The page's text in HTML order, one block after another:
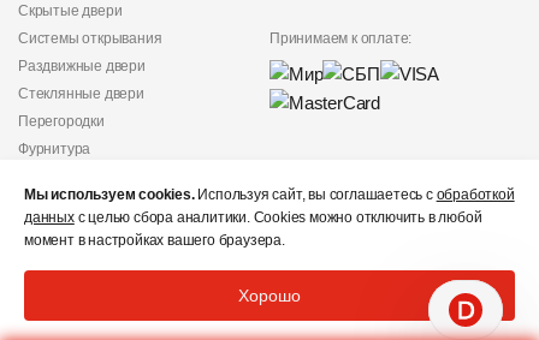
Скрытые двери
Системы открывания
Раздвижные двери
Стеклянные двери
Перегородки
Фурнитура
Принимаем к оплате:
конфиденциальности
Не является публичной
© «Дверишоп» 2012 - 2026
Мы используем cookies.Используя сайт, вы соглашаетесь с обработкой
данныхс целью сбора аналитики. Cookies можно отключить в любой
момент в настройках вашего браузера.
Хорошо